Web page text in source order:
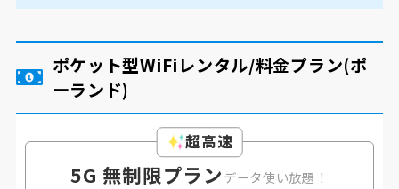
ポケット型WiFiレンタル/料金プラン(ポ
ーランド)
超高速
5G 無制限プランデータ使い放題！